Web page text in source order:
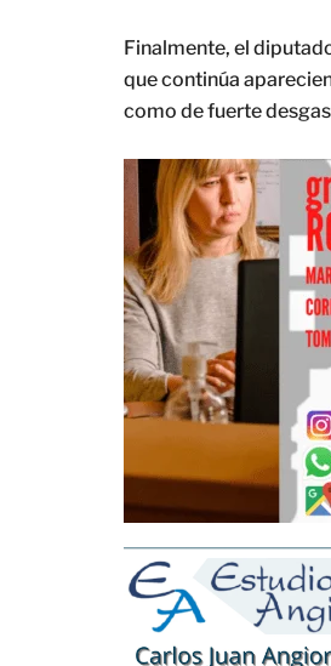
Finalmente, el
que continúa
como de fuerte